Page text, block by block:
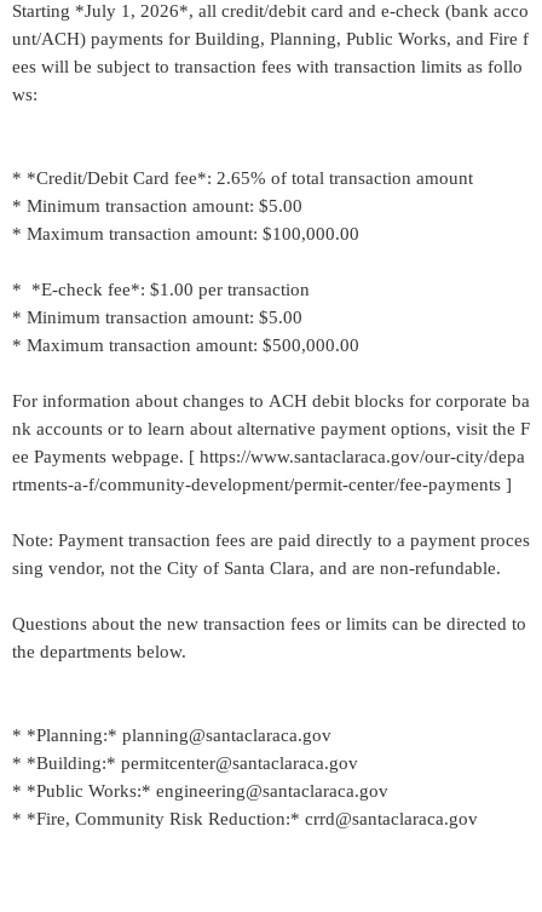
Starting *July 1, 2026*, all credit/debit card and e-check (bank acco
unt/ACH) payments for Building, Planning, Public Works, and Fire f
ees will be subject to transaction fees with transaction limits as follo
ws:
* *Credit/Debit Card fee*: 2.65% of total transaction amount
* Minimum transaction amount: $5.00
* Maximum transaction amount: $100,000.00
* *E-check fee*: $1.00 per transaction
* Minimum transaction amount: $5.00
* Maximum transaction amount: $500,000.00
For information about changes to ACH debit blocks for corporate ba
nk accounts or to learn about alternative payment options, visit the F
ee Payments webpage. [ https://www.santaclaraca.gov/our-city/depa
rtments-a-f/community-development/permit-center/fee-payments ]
Note: Payment transaction fees are paid directly to a payment proces
sing vendor, not the City of Santa Clara, and are non-refundable.
Questions about the new transaction fees or limits can be directed to
the departments below.
* *Planning:* planning@santaclaraca.gov
* *Building:* permitcenter@santaclaraca.gov
* *Public Works:* engineering@santaclaraca.gov
* *Fire, Community Risk Reduction:* crrd@santaclaraca.gov